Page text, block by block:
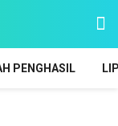
PENGHASIL